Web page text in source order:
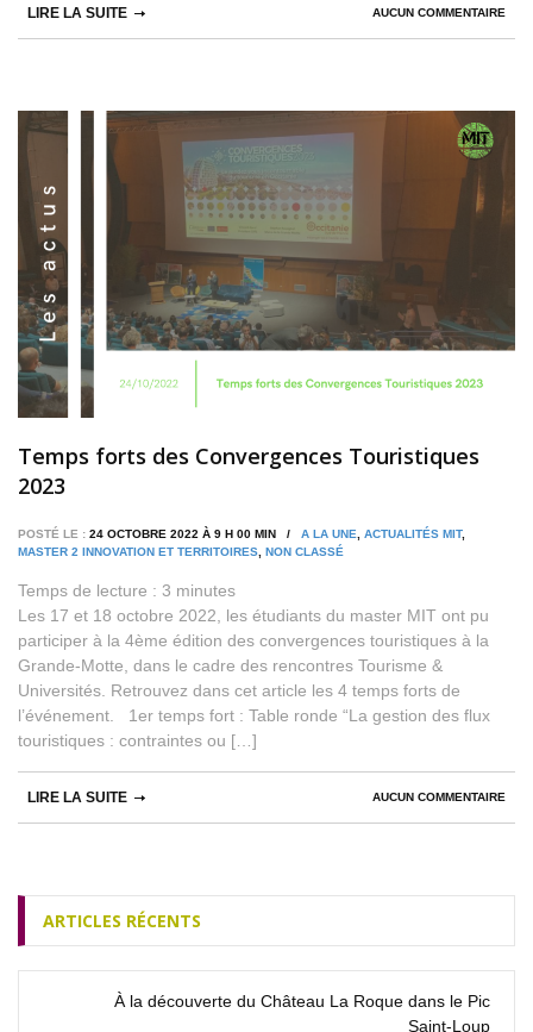
AUCUN COMMENTAIRE
LIRE LA SUITE
Temps forts des Convergences Touristiques
2023
POSTÉ LE : 24 OCTOBRE 2022 À 9 H 00 MIN / A LA UNE, ACTUALITÉS MIT,
MASTER 2 INNOVATION ET TERRITOIRES, NON CLASSÉ
Temps de lecture : 3 minutes
Les 17 et 18 octobre 2022, les étudiants du master MIT ont pu
participer à la 4ème édition des convergences touristiques à la
Grande-Motte, dans le cadre des rencontres Tourisme &
Universités. Retrouvez dans cet article les 4 temps forts de
l’événement. 1er temps fort : Table ronde “La gestion des flux
touristiques : contraintes ou […]
AUCUN COMMENTAIRE
LIRE LA SUITE
ARTICLES RÉCENTS
À la découverte du Château La Roque dans le Pic
Saint‑Loup